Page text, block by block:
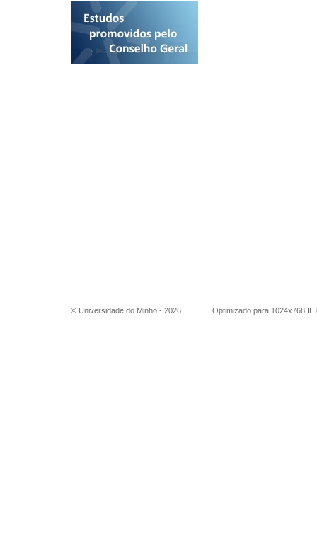
© Universidade do Minho - 2026 Optimizado para 1024x768 IE